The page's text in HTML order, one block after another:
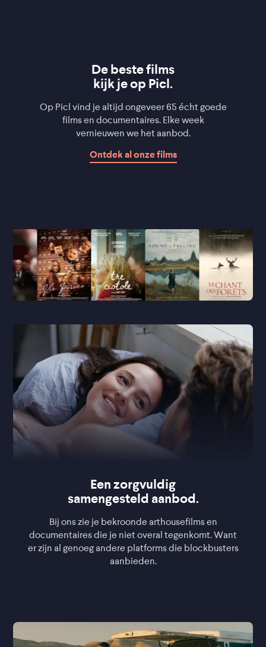
De beste films
kijk je op Picl.
Op Picl vind je altijd ongeveer 65 écht goede
films en documentaires. Elke week
vernieuwen we het aanbod.
Ontdek al onze films
Een zorgvuldig
samengesteld aanbod.
Bij ons zie je bekroonde arthousefilms en
documentaires die je niet overal tegenkomt. Want
er zijn al genoeg andere platforms die blockbusters
aanbieden.